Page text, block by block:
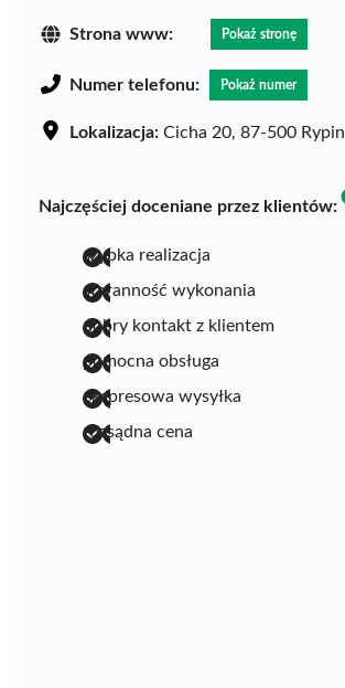
Strona www: Pokaż stronę
Numer telefonu: Pokaż numer
Lokalizacja: Cicha 20, 87-500 Rypin
Najczęściej doceniane przez klientów:
szybka realizacja
staranność wykonania
dobry kontakt z klientem
pomocna obsługa
ekspresowa wysyłka
rozsądna cena